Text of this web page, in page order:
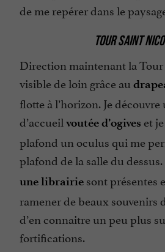
de me repérer dans le
TOUR SAINT
Direction maintenant la
visible de loin grâce au
flotte à l’horizon. Je
d’accueil voutée d’ogives et
plafond un oculus qui me
plafond de la salle du
une librairie sont présentes
ramener de beaux souvenirs
d’en connaitre un peu plus
fortifications.